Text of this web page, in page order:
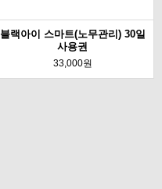
블랙아이 스마트(노무관리) 30일
사용권
33,000원